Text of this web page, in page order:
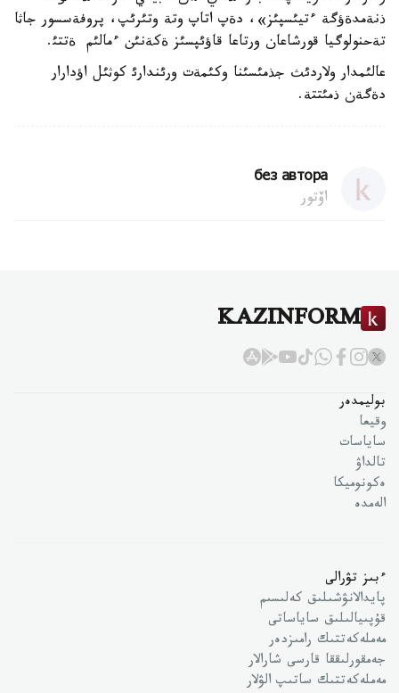
ذنةمدةؤگة ءتيئسپئز»، دةپ اتاپ وتة وتئرئپ، پروفةسسور جاثا
تةحنولوگيا قورشاعان ورتاعا قاؤئپسئز ةكةنئن ءمالئم ةتتئ.
عالئمدار ولاردئث جذمئسئنا وكئمةت ورئندارئ كوثئل اؤدارار
دةگةن ذمئتتة.
без автора
اۆتور
KAZINFORM
بوليمدەر
وقيعا
ساياسات
تالداۋ
ەكونوميكا
الەمدە
ءبىز تۋرالى
پايدالانۋشىلىق كەلىسىم
قۇپىيالىلىق ساياساتى
مەملەكەتتىك رامىزدەر
جەمقورلىققا قارسى شارالار
مەملەكەتتىك ساتىپ الۋلار